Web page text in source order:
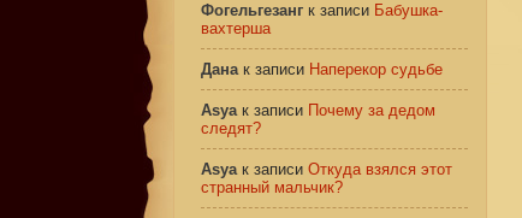
Фогельгезанг к записи Бабушка-
вахтерша
Данак записи Наперекор судьбе
Asyaк записи Почему за дедом
следят?
Asyaк записи Откуда взялся этот
странный мальчик?